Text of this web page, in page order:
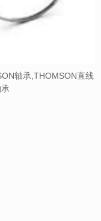
轴承,THOMSON直线